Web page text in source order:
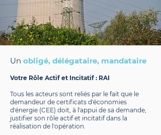
Un obligé, délégataire, mandataire
Votre Rôle Actif et Incitatif : RAI
Tous les acteurs sont reliés par le fait que le
demandeur de certificats d'économies
d'énergie (CEE) doit, à l'appui de sa demande,
justifier son rôle actif et incitatif dans la
réalisation de l'opération.